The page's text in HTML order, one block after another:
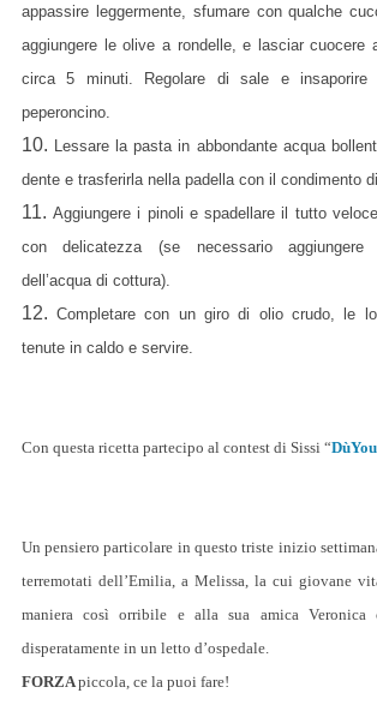
appassire leggermente, sfumare con qualche
aggiungere le olive a rondelle, e lasciar cuocere
circa 5 minuti. Regolare di sale e
peperoncino.
10. Lessare la pasta in abbondante acqua
dente e trasferirla nella padella con il condimento
11.Aggiungere i pinoli e spadellare il tutto
con delicatezza (se necessario aggiungere
dell’acqua di cottura).
12.Completare con un giro di olio crudo, le
tenute in caldo e servire.
Con questa ricetta partecipo al contest di Sissi “
Un pensiero particolare in questo triste inizio
terremotati dell’Emilia, a Melissa, la cui giovane
maniera così orribile e alla sua amica Veronica
disperatamente in un letto d’ospedale.
FORZApiccola, ce la puoi fare!